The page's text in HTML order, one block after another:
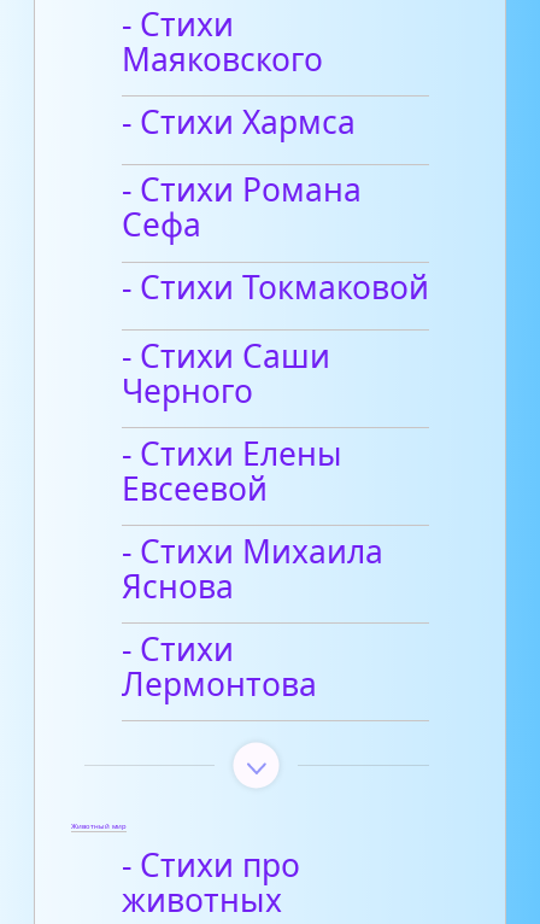
- Стихи
Маяковского
- Стихи Хармса
- Стихи Романа
Сефа
- Стихи Токмаковой
- Стихи Саши
Черного
- Стихи Елены
Евсеевой
- Стихи Михаила
Яснова
- Стихи
Лермонтова
Животный мир
- Стихи про
животных